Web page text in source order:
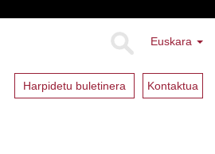
Euskara
Harpidetu buletinera Kontaktua